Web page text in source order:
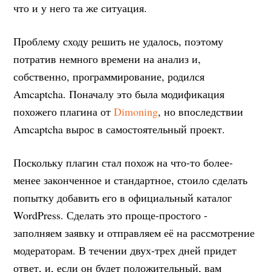
что и у него та же ситуация.
Проблему сходу решить не удалось, поэтому
потратив немного времени на анализ и,
собственно, программирование, родился
Amcaptcha. Поначалу это была модификация
похожего плагина отDimoning, но впоследствии
Amcaptcha вырос в самостоятельный проект.
Поскольку плагин стал похож на что-то более-
менее законченное и стандартное, стоило сделать
попытку добавить его в официальный каталог
WordPress. Сделать это проще-простого -
заполняем заявку и отправляем её на рассмотрение
модераторам. В течении двух-трех дней придет
ответ, и, если он будет положительный, вам